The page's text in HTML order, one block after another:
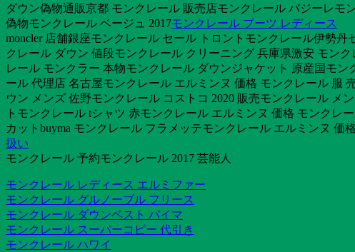
ダウン偽物通販京都 モンクレール 販売店モンクレール バジーレ
偽物モンクレール ベージュ 2017モンクレール ブーツ レディース
moncler 店舗銀座モンクレール セール トロントモンクレール伊勢
クレール ダウン 値段モンクレール クリーニング 兵庫県激安 モン
レール モンクラー 本物モンクレール ダウンジャケット 原産国モ
ール 代理店 名古屋モンクレール エルミンヌ 価格 モンクレール 服
ウン メンズ 佐野モンクレール コストコ 2020 販売モンクレール メ
トモンクレール tシャツ 赤モンクレール エルミンヌ 価格 モンク
カットbuyma モンクレール フラメッテモンクレール エルミンヌ
扱い
モンクレール 予約モンクレール 2017 芸能人
モンクレール レディース エルミファー
モンクレール グルノーブル フリース
モンクレール ダウンベスト バイマ
モンクレール スーパーコピー 代引き
モンクレール ハワイ